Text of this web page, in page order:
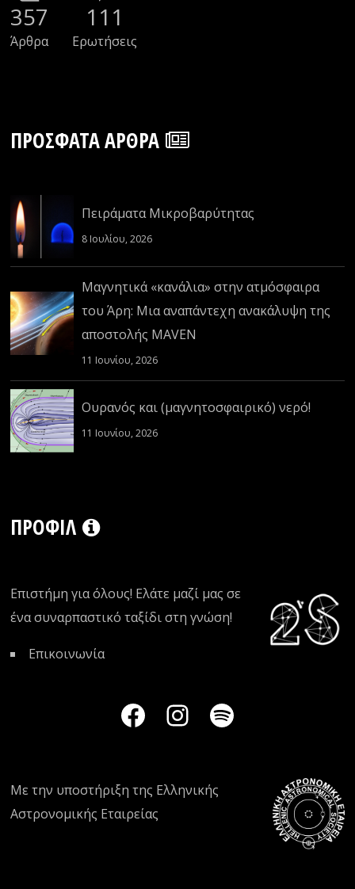
357
Άρθρα
111
Ερωτήσεις
ΠΡΌΣΦΑΤΑ ΆΡΘΡΑ
Πειράματα Μικροβαρύτητας
8 Ιουλίου, 2026
Μαγνητικά «κανάλια» στην ατμόσφαιρα
του Άρη: Μια αναπάντεχη ανακάλυψη της
αποστολής MAVEN
11 Ιουνίου, 2026
Ουρανός και (μαγνητοσφαιρικό) νερό!
11 Ιουνίου, 2026
ΠΡΟΦΊΛ
Επιστήμη για όλους! Ελάτε μαζί μας σε
ένα συναρπαστικό ταξίδι στη γνώση!
Επικοινωνία
Με την υποστήριξη της Ελληνικής
Αστρονομικής Εταιρείας